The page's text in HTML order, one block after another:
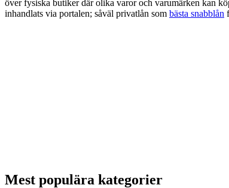
över fysiska butiker där olika varor och varumärken kan
inhandlats via portalen; såväl privatlån som bästa snabblån
Mest populära kategorier